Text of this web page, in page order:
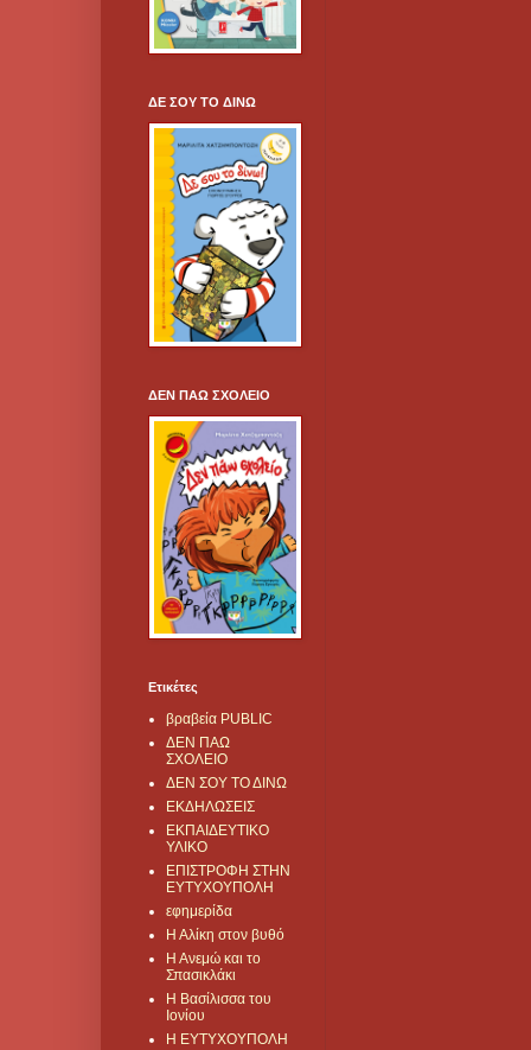
ΔΕ ΣΟΥ ΤΟ ΔΙΝΩ
ΔΕΝ ΠΑΩ ΣΧΟΛΕΙΟ
Ετικέτες
βραβεία PUBLIC
ΔΕΝ ΠΑΩ
ΣΧΟΛΕΙΟ
ΔΕΝ ΣΟΥ ΤΟ ΔΙΝΩ
ΕΚΔΗΛΩΣΕΙΣ
ΕΚΠΑΙΔΕΥΤΙΚΟ
ΥΛΙΚΟ
ΕΠΙΣΤΡΟΦΗ ΣΤΗΝ
ΕΥΤΥΧΟΥΠΟΛΗ
εφημερίδα
Η Αλίκη στον βυθό
Η Ανεμώ και το
Σπασικλάκι
Η Βασίλισσα του
Ιονίου
Η ΕΥΤΥΧΟΥΠΟΛΗ